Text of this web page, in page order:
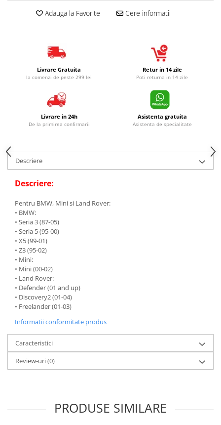
Adauga la Favorite Cere informatii
Livrare Gratuita
la comenzi de peste 299 lei
Retur in 14 zile
Poti returna in 14 zile
Livrare in 24h
De la primirea confirmarii
Asistenta gratuita
Asistenta de specialitate
Descriere
Descriere:
Pentru BMW, Mini si Land Rover:
• BMW:
• Seria 3 (87-05)
• Seria 5 (95-00)
• X5 (99-01)
• Z3 (95-02)
• Mini:
• Mini (00-02)
• Land Rover:
• Defender (01 and up)
• Discovery2 (01-04)
• Freelander (01-03)
Informatii conformitate produs
Caracteristici
Review-uri(0)
PRODUSE SIMILARE